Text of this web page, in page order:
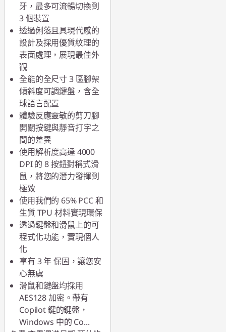
牙，最多可流暢切換到
3 個裝置
透過俐落且具現代感的
設計及採用優質紋理的
表面處理，展現最佳外
觀
全能的全尺寸 3 區腳架
傾斜度可調鍵盤，含全
球語言配置
體驗反應靈敏的剪刀腳
開關按鍵與靜音打字之
間的差異
使用解析度高達 4000
DPI 的 8 按鈕對稱式滑
鼠，將您的潛力發揮到
極致
使用我們的 65% PCC 和
生質 TPU 材料實現環保
透過鍵盤和滑鼠上的可
程式化功能，實現個人
化
享有 3 年 保固，讓您安
心無虞
滑鼠和鍵盤均採用
AES128 加密。帶有
Copilot 鍵的鍵盤，
Windows 中的 Co...